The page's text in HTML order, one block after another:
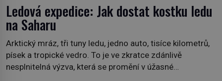
Ledová expedice: Jak dostat kostku ledu
na Saharu
Arktický mráz, tři tuny ledu, jedno auto, tisíce kilometrů,
písek a tropické vedro. To je ve zkratce zdánlivě
nesplnitelná výzva, která se promění v úžasné